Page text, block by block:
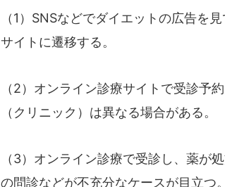
（1）SNSなどでダイエットの広告を
サイトに遷移する。
（2）オンライン診療サイトで受診予
（クリニック）は異なる場合がある。
（3）オンライン診療で受診し、薬が
の問診などが不充分なケースが目立つ。